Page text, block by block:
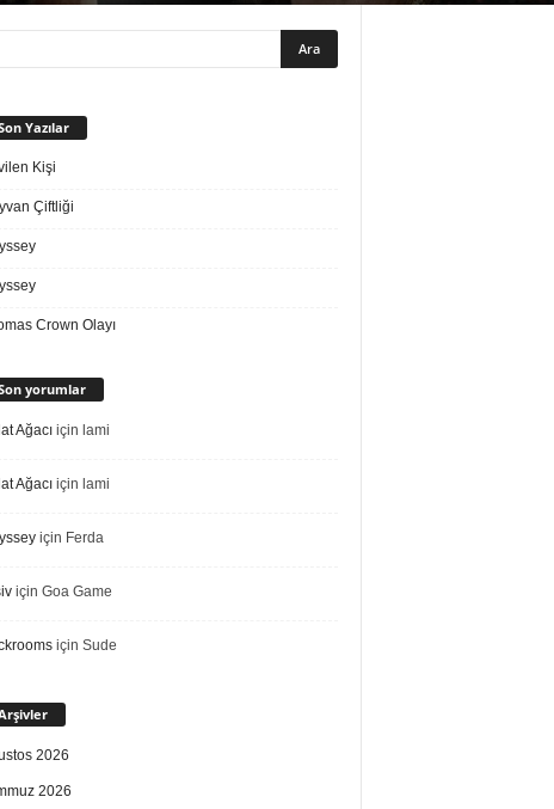
Yazılar
Kişi
Çiftliği
Crown Olayı
yorumlar
Ağacıiçin lami
Ağacıiçin lami
için Ferda
için Goa Game
için Sude
2026
2026